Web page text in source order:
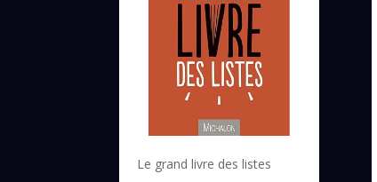
Le grand livre des listes